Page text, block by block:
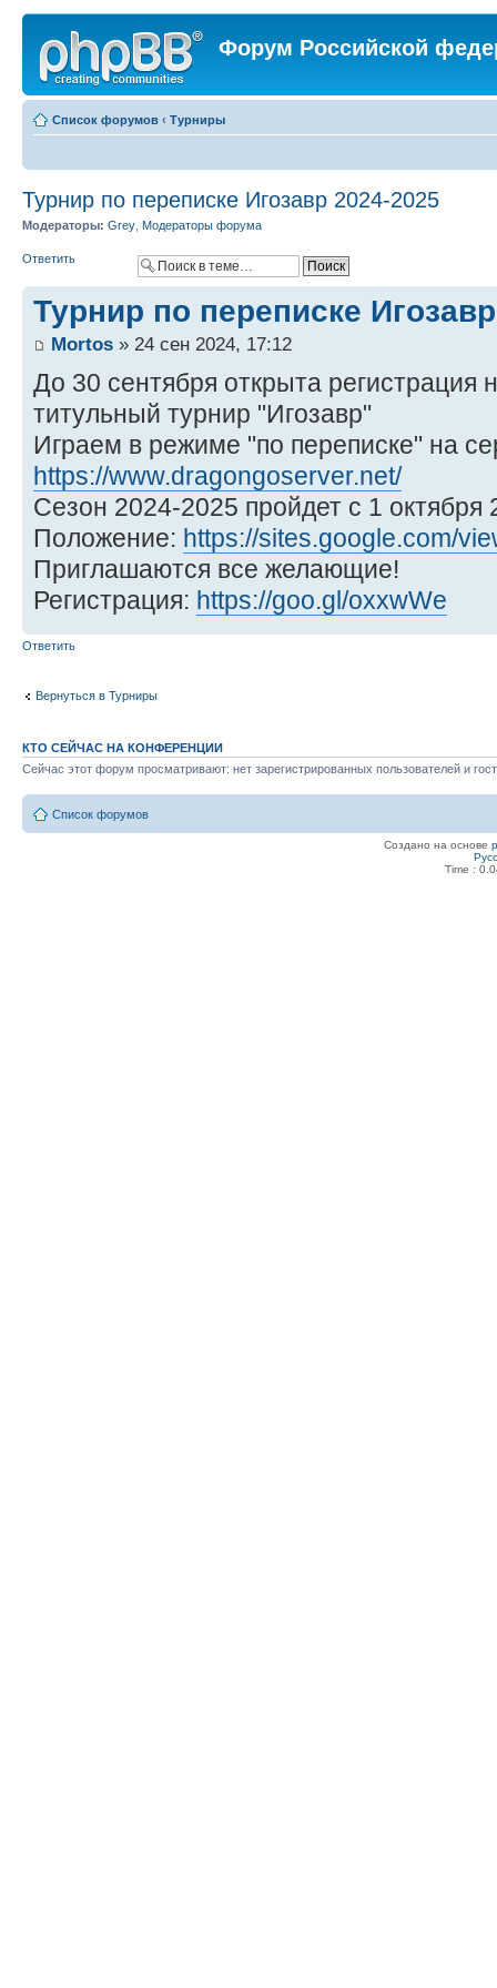
Форум Российской
Список форумов ‹ Турниры
Турнир по переписке Игозавр 2024-2025
Модераторы: Grey Модераторы форума
Ответить
Турнир по переписке
Mortos » 24 сен 2024, 17:12
До 30 сентября открыта регистрация
титульный турнир "Игозавр"
Играем в режиме "по переписке" на
https://www.dragongoserver.net/
Сезон 2024-2025 пройдет с 1 октября
Положение: https://sites.google.com/
Приглашаются все желающие!
Регистрация: https://goo.gl/oxxwWe
Ответить
Вернуться в Турниры
КТО СЕЙЧАС НА КОНФЕРЕНЦИИ
Сейчас этот форум просматривают: нет зарегистрированных пользователей и
Список форумов
Создано на основе
Time :